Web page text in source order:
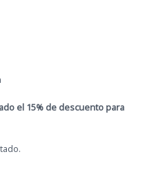
el 15% de descuento para